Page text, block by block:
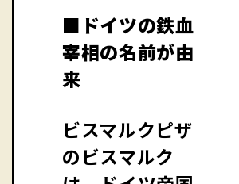
■ドイツの鉄血
宰相の名前が由
来
ビスマルクピザ
のビスマルク